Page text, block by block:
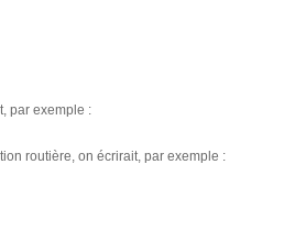
par exemple :
routière, on écrirait, par exemple :